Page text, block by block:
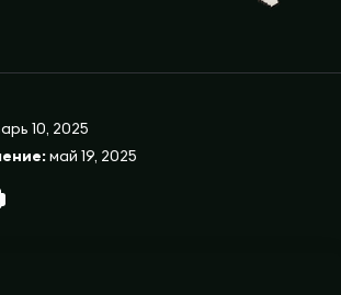
10, 2025
май 19, 2025